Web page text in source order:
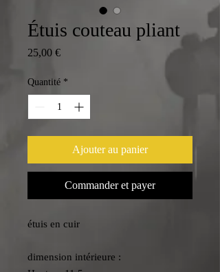
Étuis couteau pliant
25,00 €Prix
Quantité *
Ajouter au panier
Commander et payer
étuis en cuir
dimension intérieure :